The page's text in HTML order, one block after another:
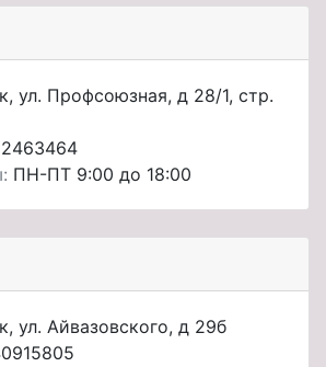
ул. Профсоюзная, д 28/1, стр.
ПН-ПТ 9:00 до 18:00
ул. Айвазовского, д 29б